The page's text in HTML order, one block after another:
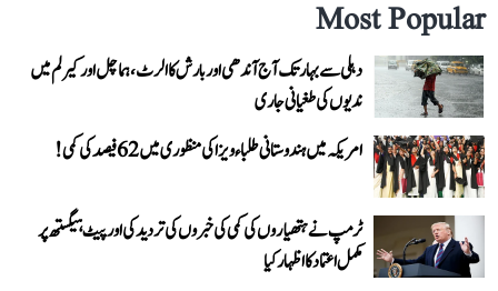
Most Popular
دہلی سے بہار تک آج آندھی اور بارش کا الرٹ، ہماچل اور کیرلم میں
ندیوں کی طغیانی جاری
امریکہ میں ہندوستانی طلباء ویزا کی منظوری میں 62 فیصد کی کمی!
ٹرمپ نے ہتھیاروں کی کمی کی خبروں کی تردید کی اور پیٹ ہیگستھ پر
مکمل اعتماد کا اظہار کیا